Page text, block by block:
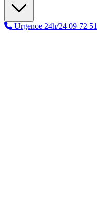
Urgence 24h/24 09 72